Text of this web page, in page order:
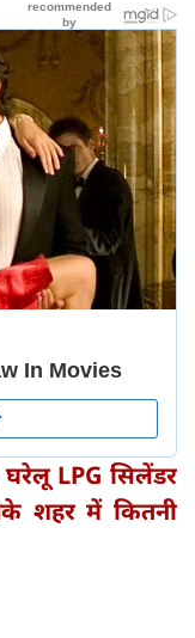
LPG सिलेंडर
शहर में कितनी